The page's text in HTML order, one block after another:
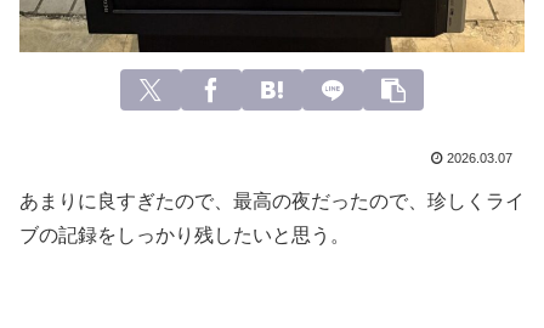
2026.03.07
あまりに良すぎたので、最高の夜だったので、珍しくライ
ブの記録をしっかり残したいと思う。